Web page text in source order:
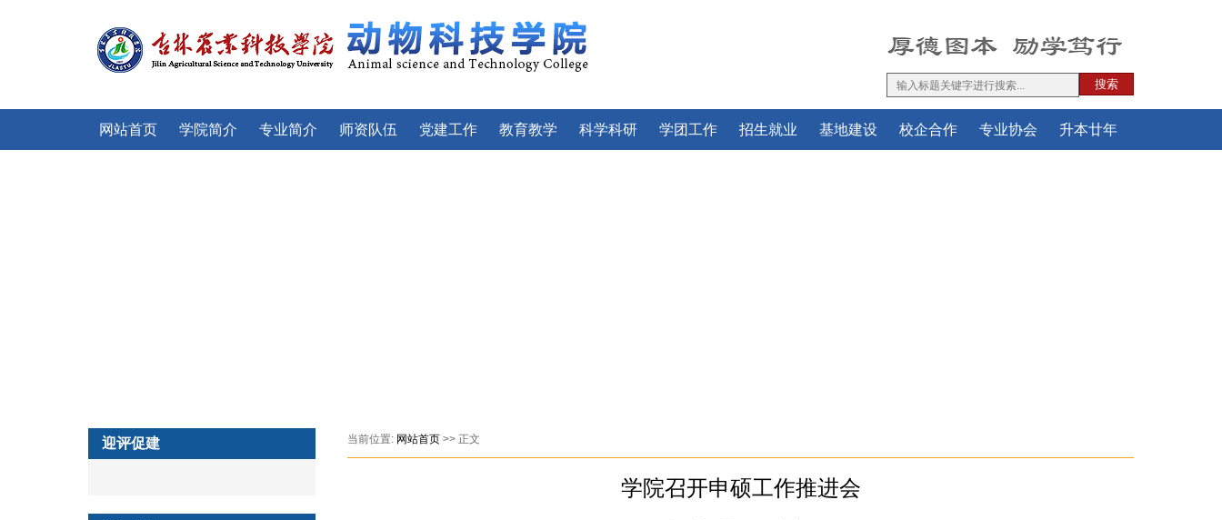
搜索
网站首页 学院简介 专业简介 师资队伍 党建工作 教育教学 科学科研 学团工作 招生就业 基地建设 校企合作 专业协会 升本廿年
迎评促建 当前位置: 网站首页 >> 正文
学院召开申硕工作推进会